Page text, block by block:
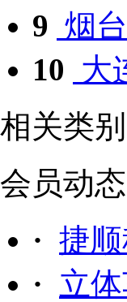
9 烟
10 大
相关类别
会员动态
· 捷
· 立